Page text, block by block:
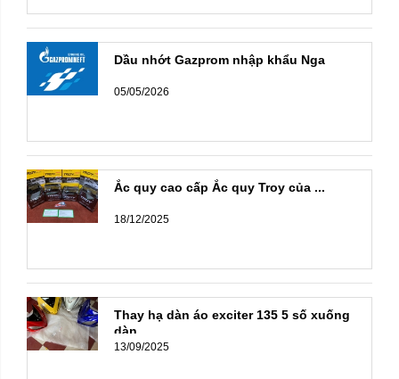
Dầu nhớt Gazprom nhập khẩu Nga
05/05/2026
Ắc quy cao cấp Ắc quy Troy của ...
18/12/2025
Thay hạ dàn áo exciter 135 5 số xuống
dàn ...
13/09/2025